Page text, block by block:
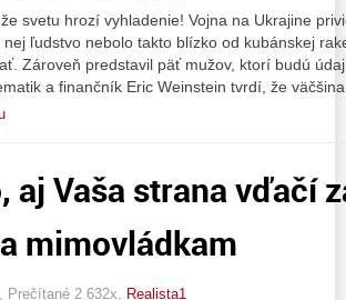
svetu hrozí vyhladenie! Vojna na Ukrajine
ľudstvo nebolo takto blízko od kubánskej
Zároveň predstavil päť mužov, ktorí budú
a finančník Eric Weinstein tvrdí, že
aj Vaša strana vďačí
mimovládkam
Prečítané 2 632x, Realista1